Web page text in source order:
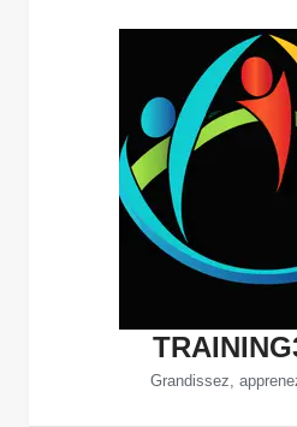
Grandissez,